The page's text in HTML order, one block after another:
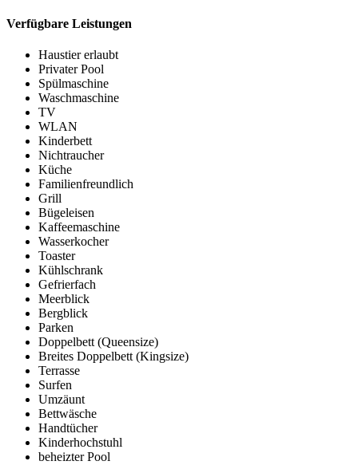
Verfügbare Leistungen
Haustier erlaubt
Privater Pool
Spülmaschine
Waschmaschine
TV
WLAN
Kinderbett
Nichtraucher
Küche
Familienfreundlich
Grill
Bügeleisen
Kaffeemaschine
Wasserkocher
Toaster
Kühlschrank
Gefrierfach
Meerblick
Bergblick
Parken
Doppelbett (Queensize)
Breites Doppelbett (Kingsize)
Terrasse
Surfen
Umzäunt
Bettwäsche
Handtücher
Kinderhochstuhl
beheizter Pool